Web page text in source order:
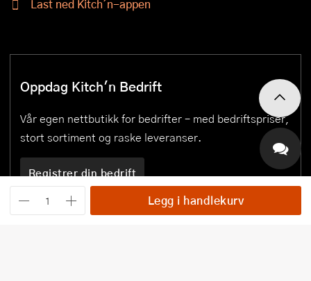
Legg i handlekurv
Last ned Kitch´n-appen
Oppdag Kitch'n Bedrift
Vår egen nettbutikk for bedrifter – med bedriftspriser,
stort sortiment og raske leveranser.
Registrer din bedrift